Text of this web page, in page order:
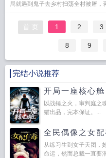
局就遇到鬼子去乡村扫荡全村被屠
首 页 1 2 3
8 9
完结小说推荐
开局一座核心舱
以战锤之火，审判庭之
猫出品，完本保证。...
全民偶像之女配
从练习生到女子天团，
命运，然而总裁一直要